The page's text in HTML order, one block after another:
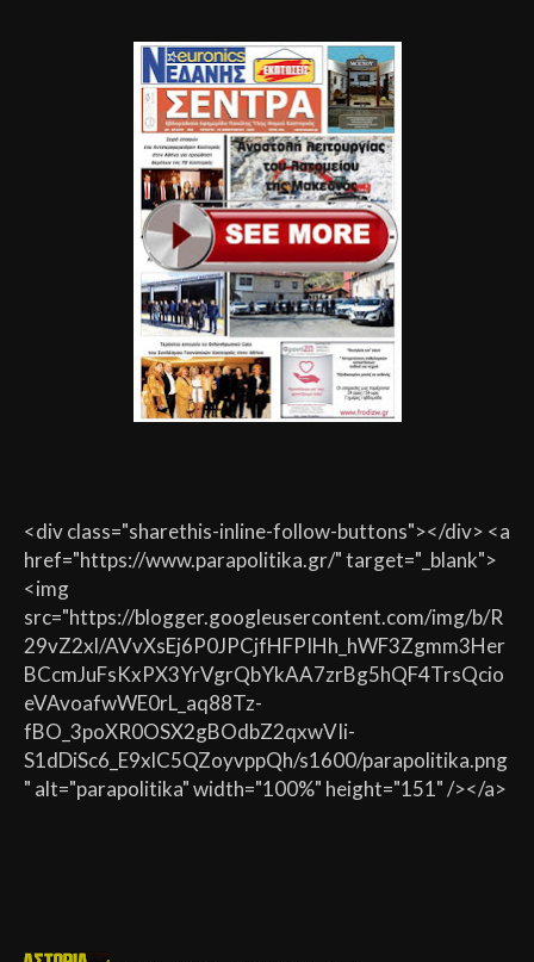
<div class="sharethis-inline-follow-buttons"></div> <a
href="https://www.parapolitika.gr/" target="_blank">
<img
src="https://blogger.googleusercontent.com/img/b/R
29vZ2xl/AVvXsEj6P0JPCjfHFPIHh_hWF3Zgmm3Her
BCcmJuFsKxPX3YrVgrQbYkAA7zrBg5hQF4TrsQcio
eVAvoafwWE0rL_aq88Tz-
fBO_3poXR0OSX2gBOdbZ2qxwVIi-
S1dDiSc6_E9xlC5QZoyvppQh/s1600/parapolitika.png
" alt="parapolitika" width="100%" height="151" /></a>